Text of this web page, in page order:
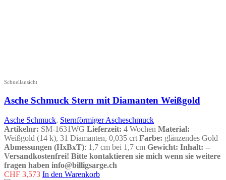
Schnellansicht
Asche Schmuck Stern mit Diamanten Weißgold
Asche Schmuck, Sternförmiger Ascheschmuck
Artikelnr: SM-1631WG Lieferzeit: 4 Wochen Material:
Weißgold (14 k), 31 Diamanten, 0,035 crt Farbe: glänzendes Gold
Abmessungen (HxBxT): 1,7 cm bei 1,7 cm Gewicht: Inhalt: --
Versandkostenfrei! Bitte kontaktieren sie mich wenn sie weitere
fragen haben info@billigsarge.ch
CHF 3,573 In den Warenkorb